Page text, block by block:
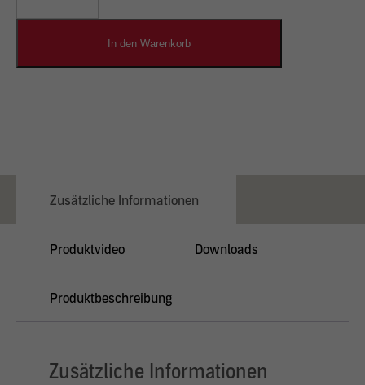
Designputz
In den Warenkorb
Zusätzliche Informationen
Produktvideo Downloads
Produktbeschreibung
Zusätzliche Informationen